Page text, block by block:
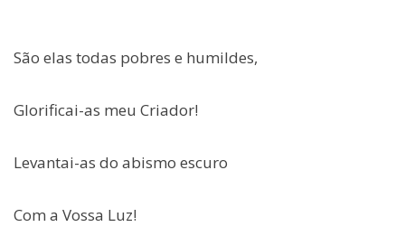
São elas todas pobres e humildes,
Glorificai-as meu Criador!
Levantai-as do abismo escuro
Com a Vossa Luz!